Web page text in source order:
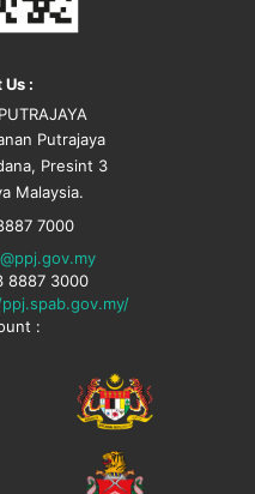
:
Putrajaya
Presint 3
Malaysia.
7000
8887 3000
: